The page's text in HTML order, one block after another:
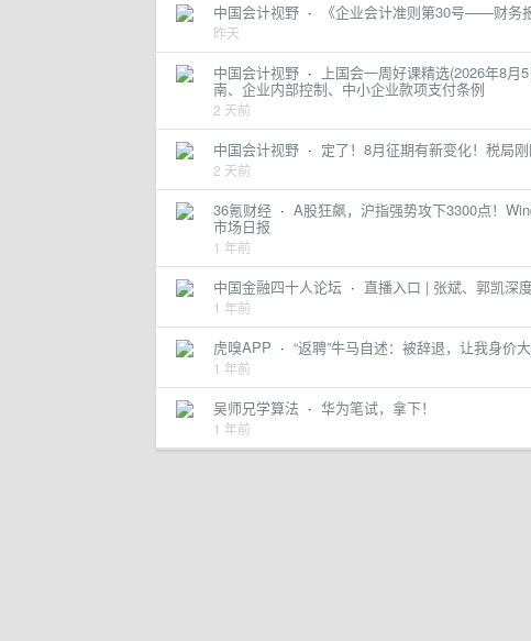
中国会计视野 · 《企业会计准则第30号——财务
昨天
中国会计视野 · 上国会一周好课精选(2026年8
南、企业内部控制、中小企业款项支付条例
2 天前
中国会计视野 · 定了！8月征期有新变化！税局刚
2 天前
36氪财经 · A股狂飙，沪指强势攻下3300点！
市场日报
1 年前
中国金融四十人论坛 · 直播入口 | 张斌、郭凯深
1 年前
虎嗅APP · “返聘”牛马自述：被辞退，让我身价
1 年前
吴师兄学算法 · 华为笔试，拿下！
1 年前